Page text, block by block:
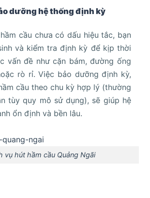
dưỡng hệ thống định kỳ
cầu chưa có dấu hiệu tắc, bạn
và kiểm tra định kỳ để kịp thời
vấn đề như cặn bám, đường ống
rò rỉ. Việc bảo dưỡng định kỳ,
cầu theo chu kỳ hợp lý (thường
tùy quy mô sử dụng), sẽ giúp hệ
ổn định và bền lâu.
vụ hút hầm cầu Quảng Ngãi